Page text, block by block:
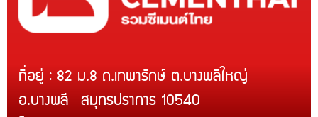
ที่อยู่ : 82 ม.8 ถ.เทพารักษ์ ต.บางพลีใหญ่
อ.บางพลี สมุทรปราการ 10540